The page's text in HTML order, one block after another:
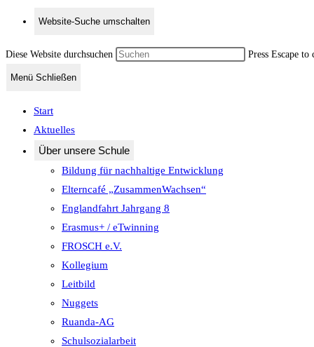
Website-Suche umschalten
Diese Website durchsuchen Press Escape to
Menü Schließen
Start
Aktuelles
Über unsere Schule
Bildung für nachhaltige Entwicklung
Elterncafé „ZusammenWachsen“
Englandfahrt Jahrgang 8
Erasmus+ / eTwinning
FROSCH e.V.
Kollegium
Leitbild
Nuggets
Ruanda-AG
Schulsozialarbeit